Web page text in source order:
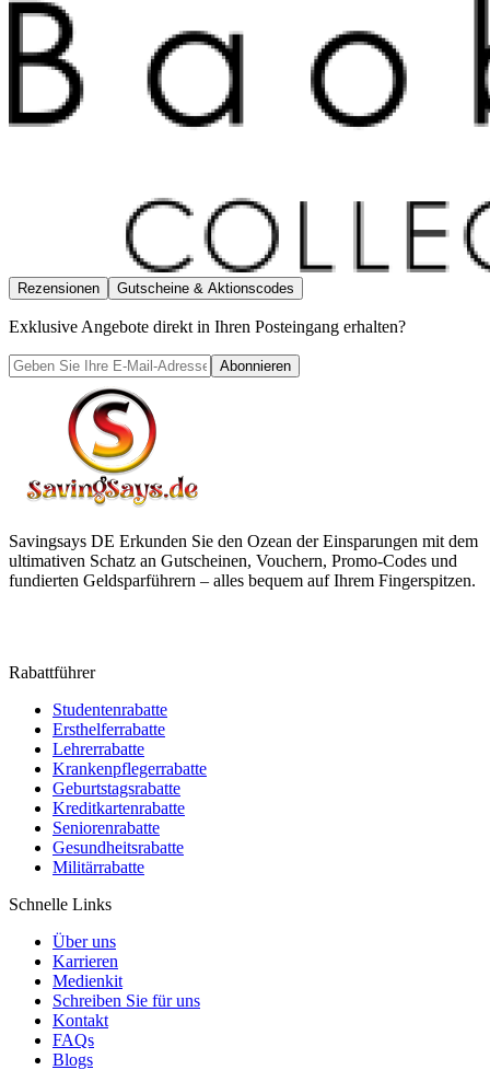
Rezensionen Gutscheine & Aktionscodes
Exklusive Angebote direkt in Ihren Posteingang erhalten?
Abonnieren
Savingsays DE Erkunden Sie den Ozean der Einsparungen mit dem
ultimativen Schatz an Gutscheinen, Vouchern, Promo-Codes und
fundierten Geldsparführern – alles bequem auf Ihrem Fingerspitzen.
Rabattführer
Studentenrabatte
Ersthelferrabatte
Lehrerrabatte
Krankenpflegerrabatte
Geburtstagsrabatte
Kreditkartenrabatte
Seniorenrabatte
Gesundheitsrabatte
Militärrabatte
Schnelle Links
Über uns
Karrieren
Medienkit
Schreiben Sie für uns
Kontakt
FAQs
Blogs